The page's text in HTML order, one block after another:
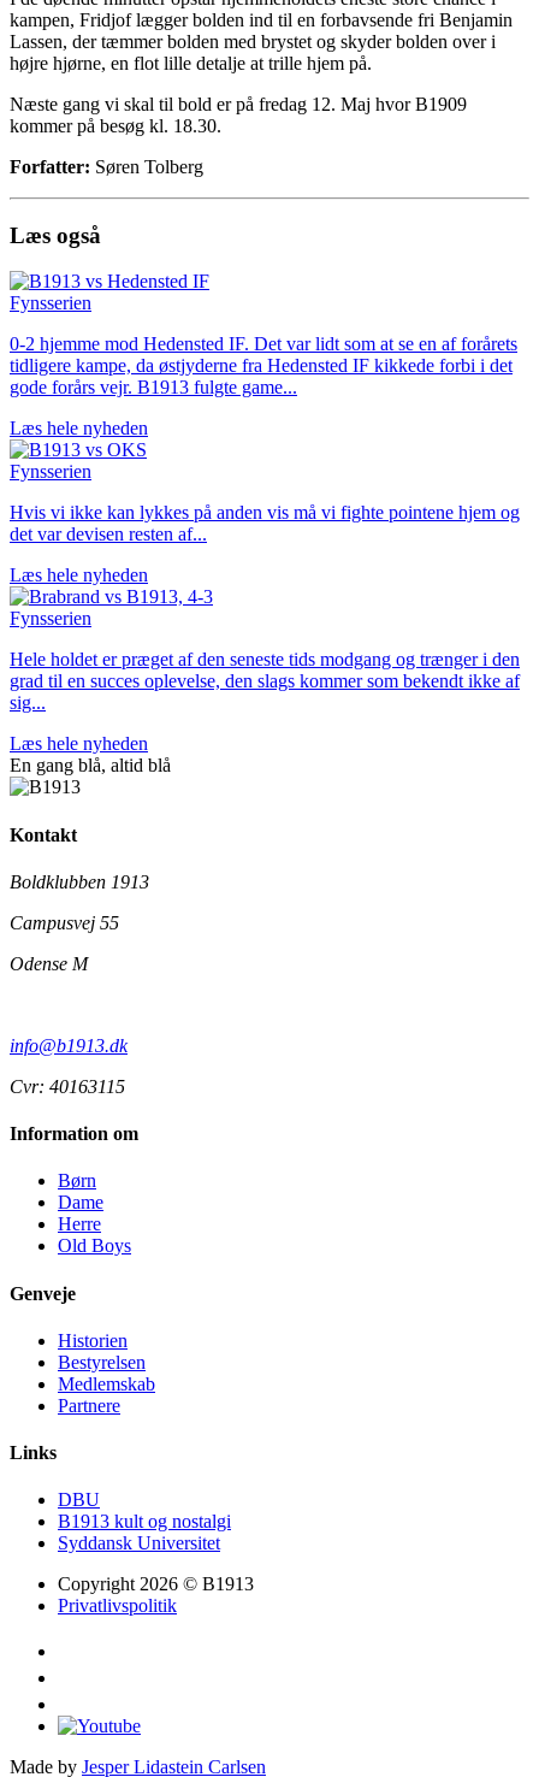
kampen, Fridjof lægger bolden ind til en forbavsende fri Benjamin
Lassen, der tæmmer bolden med brystet og skyder bolden over i
højre hjørne, en flot lille detalje at trille hjem på.
Næste gang vi skal til bold er på fredag 12. Maj hvor B1909
kommer på besøg kl. 18.30.
Forfatter: Søren Tolberg
Læs også
Fynsserien
0-2 hjemme mod Hedensted IF. Det var lidt som at se en af forårets
tidligere kampe, da østjyderne fra Hedensted IF kikkede forbi i det
gode forårs vejr. B1913 fulgte game...
Læs hele nyheden
Fynsserien
Hvis vi ikke kan lykkes på anden vis må vi fighte pointene hjem og
det var devisen resten af...
Læs hele nyheden
Fynsserien
Hele holdet er præget af den seneste tids modgang og trænger i den
grad til en succes oplevelse, den slags kommer som bekendt ikke af
sig...
Læs hele nyheden
En gang blå, altid blå
Kontakt
Boldklubben 1913
Campusvej 55
Odense M
info@b1913.dk
Cvr: 40163115
Information om
Børn
Dame
Herre
Old Boys
Genveje
Historien
Bestyrelsen
Medlemskab
Partnere
Links
DBU
B1913 kult og nostalgi
Syddansk Universitet
Copyright 2026 © B1913
Privatlivspolitik
Made by Jesper Lidastein Carlsen